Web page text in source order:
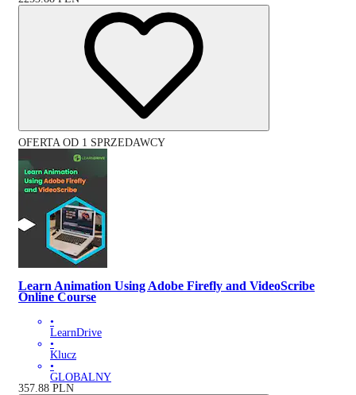
OFERTA OD 1 SPRZEDAWCY
Learn Animation Using Adobe Firefly and VideoScribe
Online Course
•
LearnDrive
•
Klucz
•
GLOBALNY
357.88 PLN